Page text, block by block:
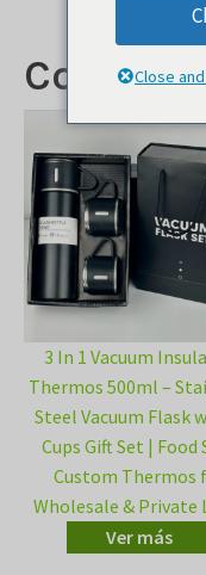
Copa
3 In 1 Vacuum
Thermos 500ml –
Steel Vacuum Flask
Cups Gift Set | Food
Custom Thermos
Wholesale & Private
Ver más
Close